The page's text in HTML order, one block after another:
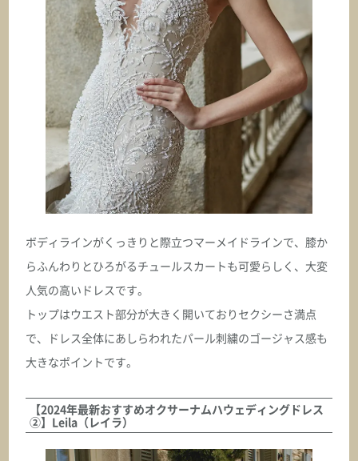
ASK
オクサーナムハ
DONNA ドナ
ASK
オクサーナムハ
DORIAN ドリアン
ASK
オクサーナムハ
EDISON エジソン
ASK
EDITH エディス
ASK
ボディラインがくっきりと際立つマーメイドラインで、膝か
らふんわりとひろがるチュールスカートも可愛らしく、大変
人気の高いドレスです。
トップはウエスト部分が大きく開いておりセクシーさ満点
で、ドレス全体にあしらわれたパール刺繍のゴージャス感も
大きなポイントです。
【2024年最新おすすめオクサーナムハウェディングドレス
②】Leila（レイラ）